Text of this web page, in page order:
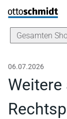
Direkt zum Inhalt
06.07.2026